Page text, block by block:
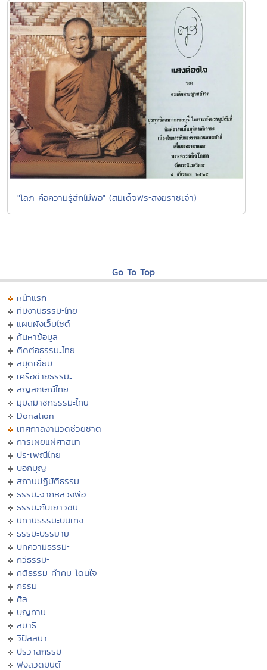
"โลภ คือความรู้สึกไม่พอ" (สมเด็จพระสังฆราชเจ้า)
Go To Top
หน้าแรก
ทีมงานธรรมะไทย
แผนผังเว็บไซต์
ค้นหาข้อมูล
ติดต่อธรรมะไทย
สมุดเยี่ยม
เครือข่ายธรรมะ
สัญลักษณ์ไทย
มุมสมาชิกธรรมะไทย
Donation
เทศกาลงานวัดช่วยชาติ
การเผยแผ่ศาสนา
ประเพณีไทย
บอกบุญ
สถานปฏิบัติธรรม
ธรรมะจากหลวงพ่อ
ธรรมะกับเยาวชน
นิทานธรรมะบันเทิง
ธรรมะบรรยาย
บทความธรรมะ
กวีธรรมะ
คติธรรม คำคม โดนใจ
กรรม
ศีล
บุญทาน
สมาธิ
วิปัสสนา
ปริวาสกรรม
ฟังสวดมนต์